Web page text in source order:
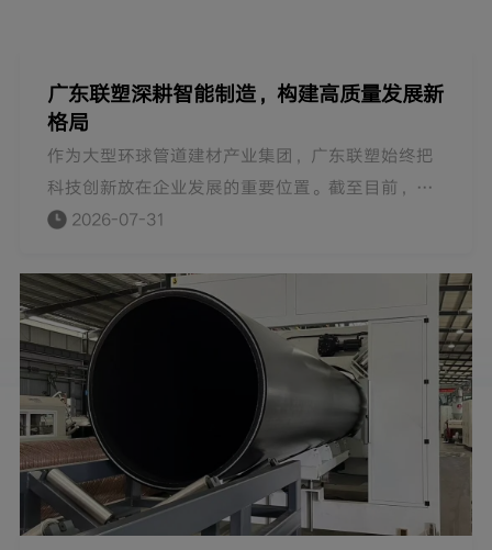
广东联塑深耕智能制造，构建高质量发展新
格局
作为大型环球管道建材产业集团，广东联塑始终把
科技创新放在企业发展的重要位置。截至目前，联
塑建有集团研究院，拥有各类科研人员1000多名，
认定企业技术中心、2个博士后科研工作站、9个
CNAS国家认可实验室，1个广东省塑料成型加工技
术企业重点实验室、1个广东省塑料管道工程技术研
究开发中心、1个广东省高性能塑料管道工业设计中
心和1个广东省塑料管道产业技术创新联盟。
2026-07-31